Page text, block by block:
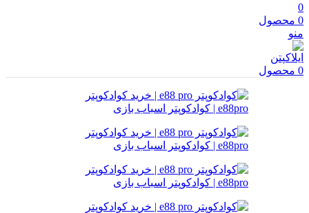
0
0 محصول
منو
0 محصول